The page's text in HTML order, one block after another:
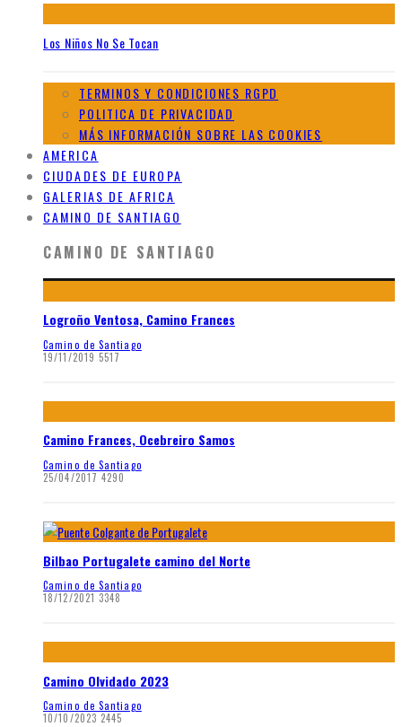
Los Niños No Se Tocan
TERMINOS Y CONDICIONES RGPD
POLITICA DE PRIVACIDAD
MÁS INFORMACIÓN SOBRE LAS COOKIES
AMERICA
CIUDADES DE EUROPA
GALERIAS DE AFRICA
CAMINO DE SANTIAGO
CAMINO DE SANTIAGO
Logroño Ventosa, Camino Frances
Camino de Santiago
19/11/2019 5517
Camino Frances, Ocebreiro Samos
Camino de Santiago
25/04/2017 4290
Bilbao Portugalete camino del Norte
Camino de Santiago
18/12/2021 3348
Camino Olvidado 2023
Camino de Santiago
10/10/2023 2445